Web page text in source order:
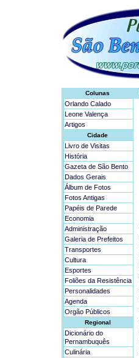
Colunas
Orlando Calado
Leone Valença
Artigos
Cidade
Livro de Visitas
História
Gazeta de São Bento
Dados Gerais
Álbum de Fotos
Fotos Antigas
Papéis de Parede
Economia
Administração
Galeria de Prefeitos
Transportes
Cultura
Esportes
Foliões da Resistência
Personalidades
Agenda
Orgão Públicos
Regional
Dicionário do
Pernambuquês
Culinária